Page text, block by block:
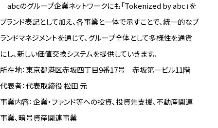
abcのグループ企業ネットワークにも「Tokenized by abc」を
ブランド表記として加え、各事業と一体で示すことで、統一的なブ
ランドマネジメントを通じて、グループ全体として多様性を通貨
にし、新しい価値交換システムを提供していきます。
所在地：東京都港区赤坂四丁目9番17号 赤坂第一ビル11階
代表者：代表取締役 松田 元
事業内容：企業・ファンド等への投資、投資先支援、不動産関連
事業、暗号資産関連事業